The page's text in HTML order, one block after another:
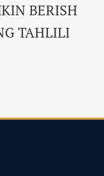
BERISH
TAHLILI